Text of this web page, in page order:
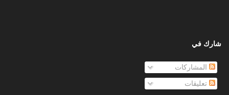
شارك في
المشاركات
تعليقات